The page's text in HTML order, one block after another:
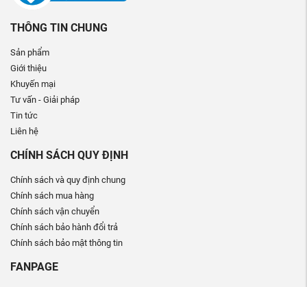
THÔNG TIN CHUNG
Sản phẩm
Giới thiệu
Khuyến mại
Tư vấn - Giải pháp
Tin tức
Liên hệ
CHÍNH SÁCH QUY ĐỊNH
Chính sách và quy định chung
Chính sách mua hàng
Chính sách vận chuyển
Chính sách bảo hành đổi trả
Chính sách bảo mật thông tin
FANPAGE